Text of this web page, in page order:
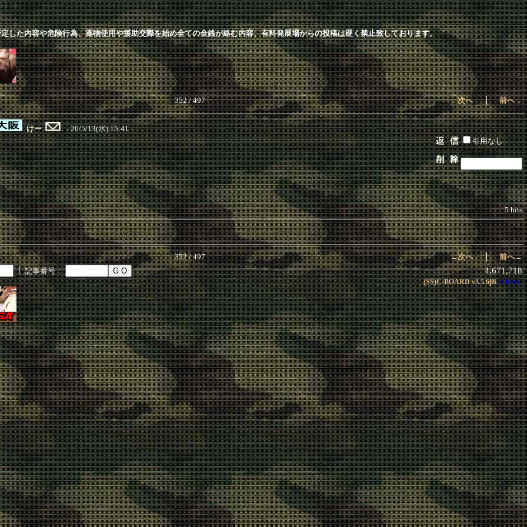
した内容や危険行為、薬物使用や援助交際を始め全ての金銭が絡む内容、有料発展場からの投稿は硬く禁止致しております。
352 / 497 ←次へ｜前へ→
けー
- 26/5/13(水) 15:41 -
引用なし
パスワード
5 hits
352 / 497 ←次へ｜前へ→
┃記事番号： 4,671,718
(SS)C-BOARD v3.5.6β6is Free.